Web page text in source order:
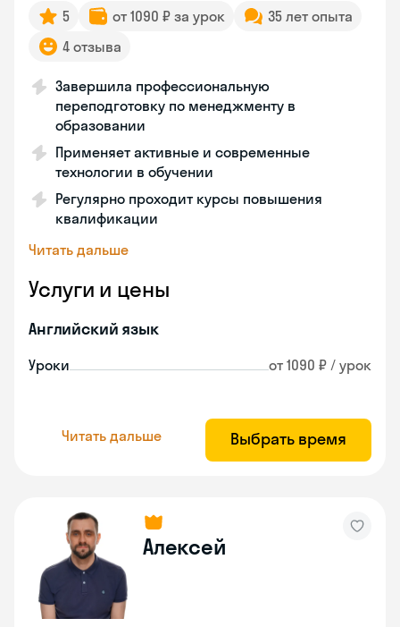
5 от 1090 ₽ за урок
35 лет опыта
4 отзыва
Завершила профессиональную
переподготовку по менеджменту в
образовании
Применяет активные и современные
технологии в обучении
Регулярно проходит курсы повышения
квалификации
Читать дальше
Услуги и цены
Английский язык
Уроки от 1090 ₽ / урок
Читать дальше Выбрать время
Алексей